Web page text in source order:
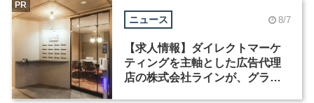
ニュース 8/7
【求人情報】ダイレクトマーケ
ティングを主軸とした広告代理
店の株式会社ラインが、グラフ
PR